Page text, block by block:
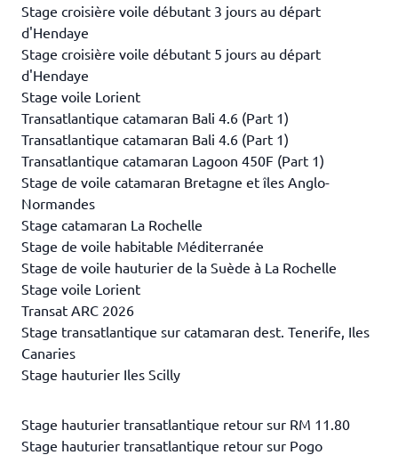
Stage croisière voile débutant 3 jours au départ
d'Hendaye
Stage croisière voile débutant 5 jours au départ
d'Hendaye
Stage voile Lorient
Transatlantique catamaran Bali 4.6 (Part 1)
Transatlantique catamaran Bali 4.6 (Part 1)
Transatlantique catamaran Lagoon 450F (Part 1)
Stage de voile catamaran Bretagne et îles Anglo-
Normandes
Stage catamaran La Rochelle
Stage de voile habitable Méditerranée
Stage de voile hauturier de la Suède à La Rochelle
Stage voile Lorient
Transat ARC 2026
Stage transatlantique sur catamaran dest. Tenerife, Iles
Canaries
Stage hauturier Iles Scilly
Stage hauturier transatlantique retour sur RM 11.80
Stage hauturier transatlantique retour sur Pogo